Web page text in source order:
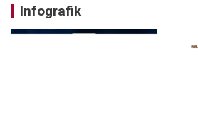
Infografik